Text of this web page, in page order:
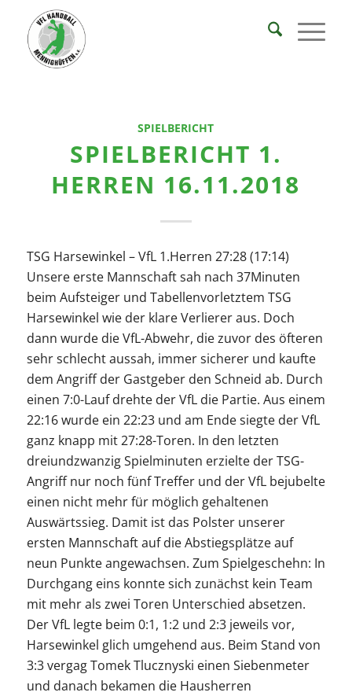
SPIELBERICHT
SPIELBERICHT 1.
HERREN 16.11.2018
TSG Harsewinkel – VfL 1.Herren 27:28 (17:14)
Unsere erste Mannschaft sah nach 37Minuten
beim Aufsteiger und Tabellenvorletztem TSG
Harsewinkel wie der klare Verlierer aus. Doch
dann wurde die VfL-Abwehr, die zuvor des öfteren
sehr schlecht aussah, immer sicherer und kaufte
dem Angriff der Gastgeber den Schneid ab. Durch
einen 7:0-Lauf drehte der VfL die Partie. Aus einem
22:16 wurde ein 22:23 und am Ende siegte der VfL
ganz knapp mit 27:28-Toren. In den letzten
dreiundzwanzig Spielminuten erzielte der TSG-
Angriff nur noch fünf Treffer und der VfL bejubelte
einen nicht mehr für möglich gehaltenen
Auswärtssieg. Damit ist das Polster unserer
ersten Mannschaft auf die Abstiegsplätze auf
neun Punkte angewachsen. Zum Spielgeschehn: In
Durchgang eins konnte sich zunächst kein Team
mit mehr als zwei Toren Unterschied absetzen.
Der VfL legte beim 0:1, 1:2 und 2:3 jeweils vor,
Harsewinkel glich umgehend aus. Beim Stand von
3:3 vergag Tomek Tlucznyski einen Siebenmeter
und danach bekamen die Hausherren